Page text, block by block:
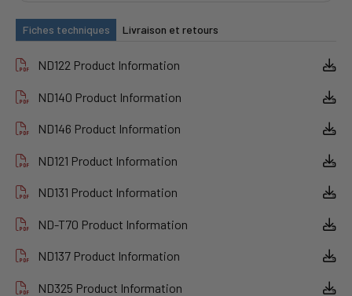
Fiches techniques Livraison et retours
ND122 Product Information
ND140 Product Information
ND146 Product Information
ND121 Product Information
ND131 Product Information
ND-T70 Product Information
ND137 Product Information
ND325 Product Information